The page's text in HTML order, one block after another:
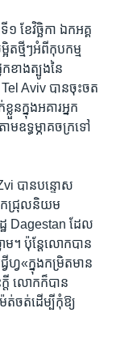
១ ខែវិច្ឆិកា ឯកអគ្គ
ត​ថ្មីៗអំពី​កុបកម្ម
ខាង​ត្បូង​នៃ
Aviv ​បានចុះចត​
ក្នុង​អគារអ្នក​
ឧទ្ធម្ភាគចក្រទៅ
បាន​បន្ទោស​
កជ្រុលនិយម
Dagestan ដែល​
ម។ ប៉ុន្តែលោកបាន
ហ្វ«ក្នុងកម្រិតមាន
ក្តី លោកក៏​បាន
ម៉ត់ចត់​ដើម្បីកុំឱ្យ